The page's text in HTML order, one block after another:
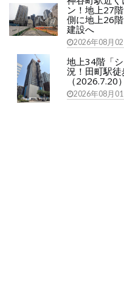
ン！地上27
側に地上26
建設へ
2026年08月02
地上34階「
況！田町駅
（2026.7.20）
2026年08月01